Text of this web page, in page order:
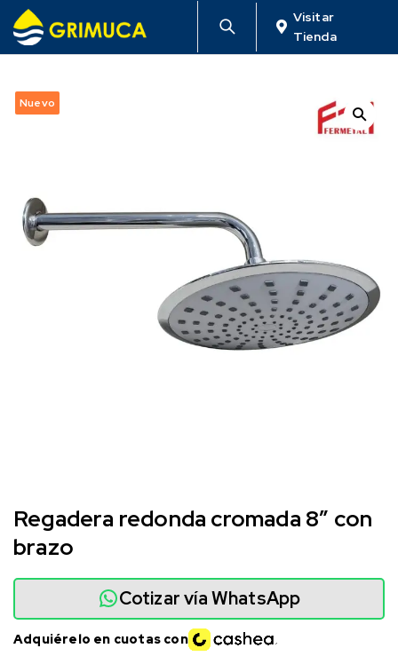
Visitar
Tienda
Nuevo
Regadera redonda cromada 8″ con
brazo
Cotizar vía WhatsApp
Adquiérelo en cuotas con